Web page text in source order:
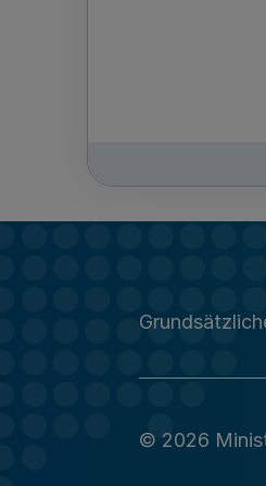
© 2026